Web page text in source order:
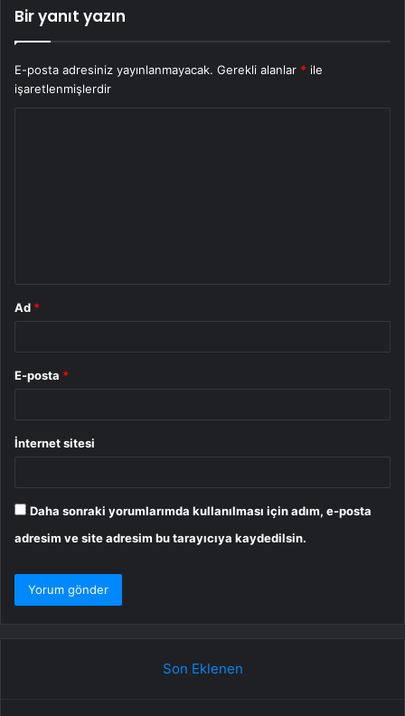
Bir yanıt yazın
E-posta adresiniz yayınlanmayacak. Gerekli alanlar * ile
işaretlenmişlerdir
Ad *
E-posta *
İnternet sitesi
Daha sonraki yorumlarımda kullanılması için adım, e-posta
adresim ve site adresim bu tarayıcıya kaydedilsin.
Son Eklenen